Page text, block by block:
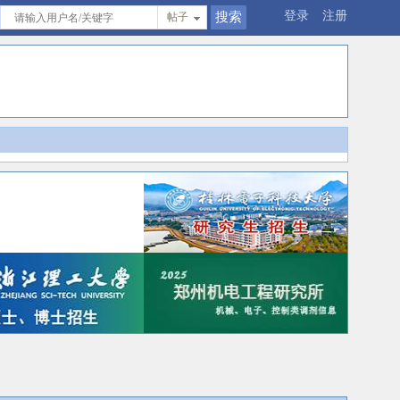
登录 注册
帖子